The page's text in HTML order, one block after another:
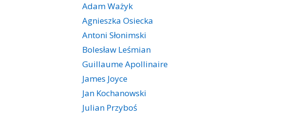
Adam Ważyk
Agnieszka Osiecka
Antoni Słonimski
Bolesław Leśmian
Guillaume Apollinaire
James Joyce
Jan Kochanowski
Julian Przyboś